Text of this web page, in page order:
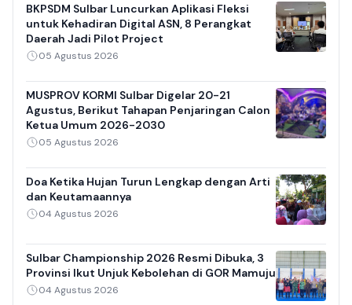
BKPSDM Sulbar Luncurkan Aplikasi Fleksi
untuk Kehadiran Digital ASN, 8 Perangkat
Daerah Jadi Pilot Project
05 Agustus 2026
MUSPROV KORMI Sulbar Digelar 20-21
Agustus, Berikut Tahapan Penjaringan Calon
Ketua Umum 2026-2030
05 Agustus 2026
Doa Ketika Hujan Turun Lengkap dengan Arti
dan Keutamaannya
04 Agustus 2026
Sulbar Championship 2026 Resmi Dibuka, 3
Provinsi Ikut Unjuk Kebolehan di GOR Mamuju
04 Agustus 2026